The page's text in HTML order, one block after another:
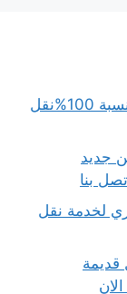
شركة نقل عفش بالرياض بـ45%خصم بنسبة 100%نقل
جديد
خصم فوري لخدمة نقل
قديمة